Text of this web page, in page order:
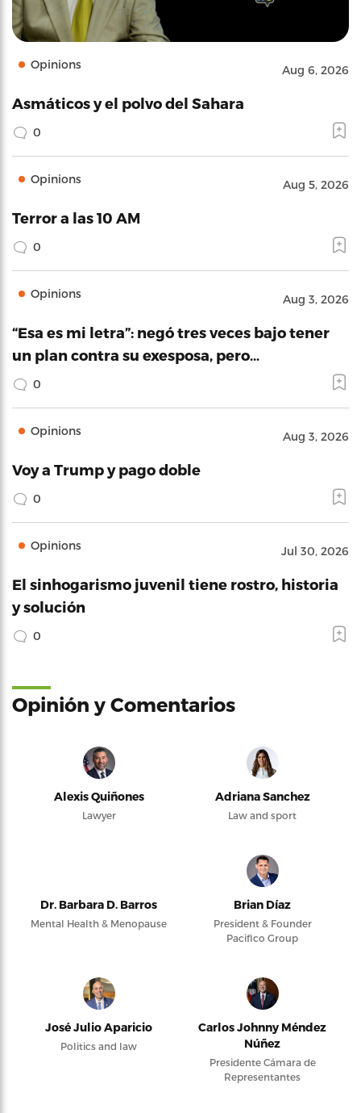
Opinions Aug 6, 2026
Asmáticos y el polvo del Sahara
0
Opinions Aug 5, 2026
Terror a las 10 AM
0
Opinions Aug 3, 2026
“Esa es mi letra”: negó tres veces bajo tener
un plan contra su exesposa, pero…
0
Opinions Aug 3, 2026
Voy a Trump y pago doble
0
Opinions Jul 30, 2026
El sinhogarismo juvenil tiene rostro, historia
y solución
0
Opinión y Comentarios
Alexis Quiñones
Lawyer
Adriana Sanchez
Law and sport
Dr. Barbara D. Barros
Mental Health & Menopause
Brian Díaz
President & Founder
Pacifico Group
José Julio Aparicio
Politics and law
Carlos Johnny Méndez
Núñez
Presidente Cámara de
Representantes